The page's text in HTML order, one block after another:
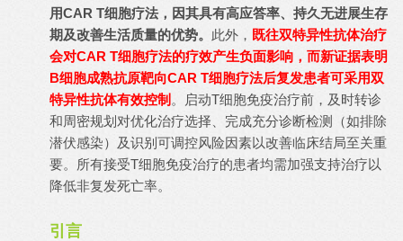
用CAR T细胞疗法，因其具有高应答率、持久无进展生存
期及改善生活质量的优势。 此外， 既往双特异性抗体治疗
会对CAR T细胞疗法的疗效产生负面影响，而新证据表明
B细胞成熟抗原靶向CAR T细胞疗法后复发患者可采用双
特异性抗体有效控制 。启动T细胞免疫治疗前，及时转诊
和周密规划对优化治疗选择、完成充分诊断检测（如排除
潜伏感染）及识别可调控风险因素以改善临床结局至关重
要。所有接受T细胞免疫治疗的患者均需加强支持治疗以
降低非复发死亡率。
引言